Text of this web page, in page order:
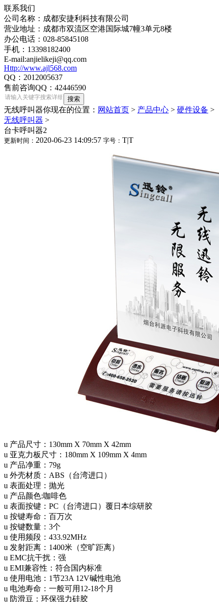
联系我们
公司名称：成都安捷利科技有限公司
营业地址：成都市双流区空港国际城7幢3单元8楼
办公电话：028-85845108
手机：13398182400
E-mail:anjielikeji@qq.com
Http://www.ajl568.com
QQ：2012005637
售前咨询QQ：42446590
无线呼叫器你现在的位置： 网站首页 > 产品中心 > 硬件设备 >
无线呼叫器 >
台卡呼叫器2
更新时间： 2020-06-23 14:09:57 字号： T|T
u 产品尺寸：130mm X 70mm X 42mm
u 亚克力板尺寸：180mm X 109mm X 4mm
u 产品净重：79g
u 外壳材质：ABS（台湾进口）
u 表面处理：抛光
u 产品颜色:咖啡色
u 表面按键：PC（台湾进口）覆日本综研胶
u 按键寿命：百万次
u 按键数量：3个
u 使用频段：433.92MHz
u 发射距离：1400米（空旷距离）
u EMC抗干扰：强
u EMI兼容性：符合国内标准
u 使用电池：1节23A 12V碱性电池
u 电池寿命：一般可用12-18个月
u 防滑豆：环保强力硅胶